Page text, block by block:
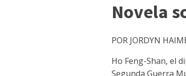
Novela
POR JORDYN
Ho Feng-Shan, el
Segunda Guerra